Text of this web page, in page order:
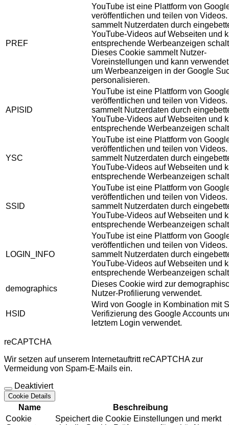
PREF
YouTube ist eine Plattform von
veröffentlichen und teilen von
sammelt Nutzerdaten durch
YouTube-Videos auf Webseiten und
entsprechende Werbeanzeigen
Dieses Cookie sammelt Nutzer-
Voreinstellungen und kann
um Werbeanzeigen in der Google
personalisieren.
APISID
YouTube ist eine Plattform von
veröffentlichen und teilen von
sammelt Nutzerdaten durch
YouTube-Videos auf Webseiten und
entsprechende Werbeanzeigen
YSC
YouTube ist eine Plattform von
veröffentlichen und teilen von
sammelt Nutzerdaten durch
YouTube-Videos auf Webseiten und
entsprechende Werbeanzeigen
SSID
YouTube ist eine Plattform von
veröffentlichen und teilen von
sammelt Nutzerdaten durch
YouTube-Videos auf Webseiten und
entsprechende Werbeanzeigen
LOGIN_INFO
YouTube ist eine Plattform von
veröffentlichen und teilen von
sammelt Nutzerdaten durch
YouTube-Videos auf Webseiten und
entsprechende Werbeanzeigen
demographics
Dieses Cookie wird zur
Nutzer-Profilierung verwendet.
HSID
Wird von Google in Kombination mit
Verifizierung des Google Accounts
letztem Login verwendet.
reCAPTCHA
Wir setzen auf unserem Internetauftritt reCAPTCHA zur
Vermeidung von Spam-E-Mails ein.
Deaktiviert
Cookie Details
Name
Beschreibung
Cookie
Speichert die Cookie Einstellungen und merkt